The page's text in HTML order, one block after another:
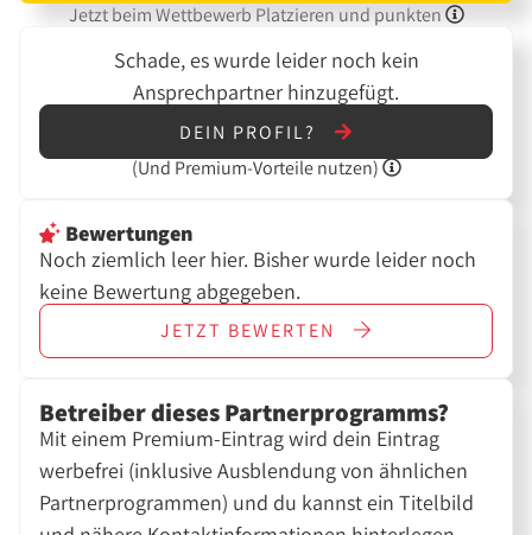
Jetzt beim Wettbewerb Platzieren und punkten
Schade, es wurde leider noch kein
Ansprechpartner hinzugefügt.
DEIN PROFIL?
(Und Premium-Vorteile nutzen)
Bewertungen
Noch ziemlich leer hier. Bisher wurde leider noch
keine Bewertung abgegeben.
JETZT BEWERTEN
Betreiber dieses Partnerprogramms?
Mit einem Premium-Eintrag wird dein Eintrag
werbefrei (inklusive Ausblendung von ähnlichen
Partnerprogrammen) und du kannst ein Titelbild